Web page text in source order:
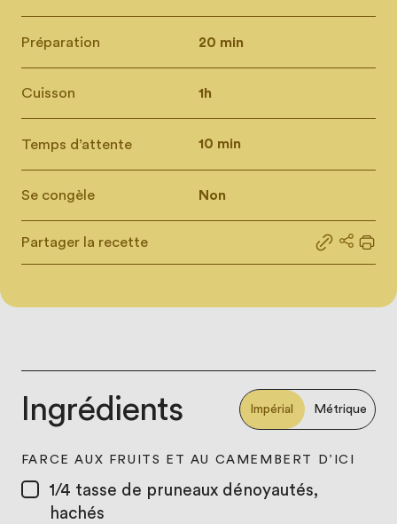
Préparation 20 min
Cuisson 1h
Temps d’attente 10 min
Se congèle Non
Partager la recette
Partager
Ingrédients Impérial Métrique
FARCE AUX FRUITS ET AU CAMEMBERT D’ICI
1/4 tasse de pruneaux dénoyautés,
hachés